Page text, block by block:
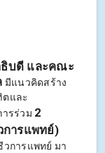
บดี และคณะ
มีแนวคิดสร้าง
และ
รร่วม 2
การแพทย์)
การแพทย์ มา